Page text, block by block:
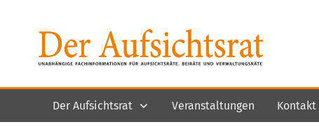
Der Aufsichtsrat Veranstaltungen Kontakt